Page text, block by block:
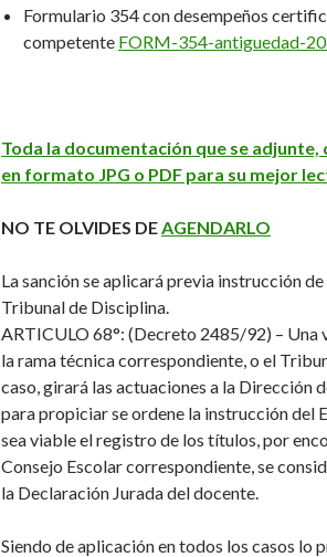
Formulario 354 con desempeños
competente FORM-354-antiguedad-
Toda la documentación que se
en formato JPG o PDF para su mejor
NO TE OLVIDES DEAGENDARLO
La sanción se aplicará previa instrucción
Tribunal de Disciplina.
ARTICULO 68°: (Decreto 2485/92) – Una
la rama técnica correspondiente, o el
caso, girará las actuaciones a la Dirección
para propiciar se ordene la instrucción del
sea viable el registro de los títulos, por
Consejo Escolar correspondiente, se
la Declaración Jurada del docente.
Siendo de aplicación en todos los casos lo